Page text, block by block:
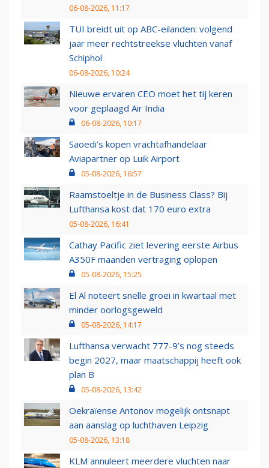
06-08-2026, 11:17
TUI breidt uit op ABC-eilanden: volgend
jaar meer rechtstreekse vluchten vanaf
Schiphol
06-08-2026, 10:24
Nieuwe ervaren CEO moet het tij keren
voor geplaagd Air India
06-08-2026, 10:17
Saoedi’s kopen vrachtafhandelaar
Aviapartner op Luik Airport
05-08-2026, 16:57
Raamstoeltje in de Business Class? Bij
Lufthansa kost dat 170 euro extra
05-08-2026, 16:41
Cathay Pacific ziet levering eerste Airbus
A350F maanden vertraging oplopen
05-08-2026, 15:25
El Al noteert snelle groei in kwartaal met
minder oorlogsgeweld
05-08-2026, 14:17
Lufthansa verwacht 777-9’s nog steeds
begin 2027, maar maatschappij heeft ook
plan B
05-08-2026, 13:42
Oekraïense Antonov mogelijk ontsnapt
aan aanslag op luchthaven Leipzig
05-08-2026, 13:18
KLM annuleert meerdere vluchten naar